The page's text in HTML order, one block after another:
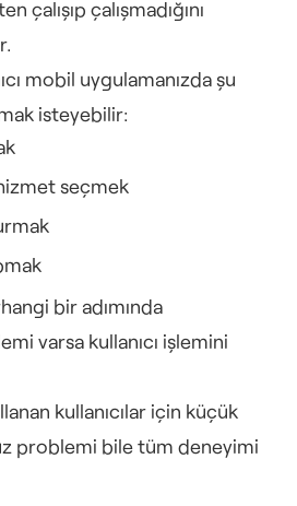
çalışıp çalışmadığını
mobil uygulamanızda şu
isteyebilir:
seçmek
bir adımında
varsa kullanıcı işlemini
kullanıcılar için küçük
problemi bile tüm deneyimi